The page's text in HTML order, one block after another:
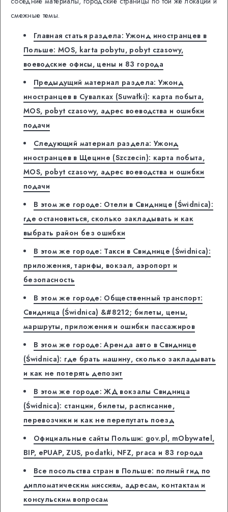
смежные темы.
Главная статья раздела: Ужонд иностранцев в
Польше: MOS, karta pobytu, pobyt czasowy,
воеводские офисы, цены и 83 города
Предыдущий материал раздела: Ужонд
иностранцев в Сувалках (Suwałki): карта побыта,
MOS, pobyt czasowy, адрес воеводства и ошибки
подачи
Следующий материал раздела: Ужонд
иностранцев в Щецине (Szczecin): карта побыта,
MOS, pobyt czasowy, адрес воеводства и ошибки
подачи
В этом же городе: Отели в Свиднице (Świdnica):
где остановиться, сколько закладывать и как
выбрать район без ошибки
В этом же городе: Такси в Свиднице (Świdnica):
приложения, тарифы, вокзал, аэропорт и
безопасность
В этом же городе: Общественный транспорт:
Свидница (Świdnica) &#8212; билеты, цены,
маршруты, приложения и ошибки пассажиров
В этом же городе: Аренда авто в Свиднице
(Świdnica): где брать машину, сколько закладывать
и как не потерять депозит
В этом же городе: ЖД вокзалы Свидница
(Świdnica): станции, билеты, расписание,
перевозчики и как не перепутать поезд
Официальные сайты Польши: gov.pl, mObywatel,
BIP, ePUAP, ZUS, podatki, NFZ, praca и 83 города
Все посольства стран в Польше: полный гид по
дипломатическим миссиям, адресам, контактам и
консульским вопросам